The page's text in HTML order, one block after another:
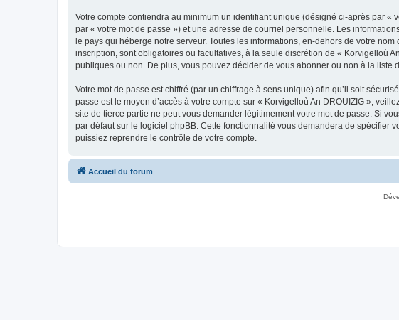
Votre compte contiendra au minimum un identifiant unique (désigné ci-après par «
par « votre mot de passe ») et une adresse de courriel personnelle. Les
le pays qui héberge notre serveur. Toutes les informations, en-dehors de votre
inscription, sont obligatoires ou facultatives, à la seule discrétion de « Korvigelloù
publiques ou non. De plus, vous pouvez décider de vous abonner ou non à la
Votre mot de passe est chiffré (par un chiffrage à sens unique) afin qu’il soit
passe est le moyen d’accès à votre compte sur « Korvigelloù An DROUIZIG »,
site de tierce partie ne peut vous demander légitimement votre mot de passe. Si
par défaut sur le logiciel phpBB. Cette fonctionnalité vous demandera de spécifier
puissiez reprendre le contrôle de votre compte.
Accueil du forum